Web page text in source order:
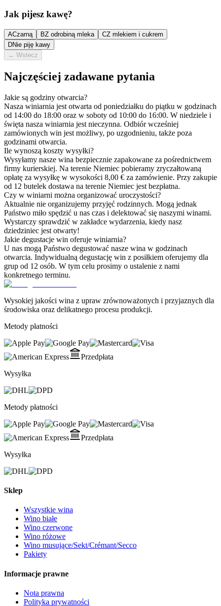
Jak pijesz kawę?
ACzarną BZ odrobiną mleka CZ mlekiem i cukrem
DNie piję kawy
← Wstecz
Najczęściej zadawane pytania
Jakie są godziny otwarcia?
Nasza winiarnia jest otwarta od poniedziałku do piątku w godzinach
od 14:00 do 18:00 oraz w soboty od 10:00 do 16:00. W niedziele i
święta nasza winiarnia jest nieczynna. Odbiór wcześniej
zamówionych win jest możliwy, po uzgodnieniu, także poza
godzinami otwarcia.
Ile wynoszą koszty wysyłki?
Wysyłamy nasze wina bezpiecznie zapakowane za pośrednictwem
firmy kurierskiej. Na terenie Niemiec pobieramy zryczałtowaną
opłatę za wysyłkę w wysokości 8,00 € za zamówienie. Przy zakupie
od 12 butelek dostawa na terenie Niemiec jest bezpłatna.
Czy w winiarni można organizować uroczystości?
Aktualnie nie organizujemy przyjęć rodzinnych. Mogą jednak
Państwo miło spędzić u nas czas i delektować się naszymi winami.
Wystarczy sprawdzić w zakładce wydarzenia, kiedy nasz
dziedziniec jest otwarty!
Jakie degustacje win oferuje winiarnia?
U nas mogą Państwo degustować nasze wina w godzinach
otwarcia. Indywidualną degustację win z posiłkiem oferujemy dla
grup od 12 osób. W tym celu prosimy o ustalenie z nami
konkretnego terminu.
Wysokiej jakości wina z upraw zrównoważonych i przyjaznych dla
środowiska oraz delikatnego procesu produkcji.
Metody płatności
Przedpłata
Wysyłka
Metody płatności
Przedpłata
Wysyłka
Sklep
Wszystkie wina
Wino białe
Wino czerwone
Wino różowe
Wino musujące/Sekt/Crémant/Secco
Pakiety
Informacje prawne
Nota prawna
Polityka prywatności